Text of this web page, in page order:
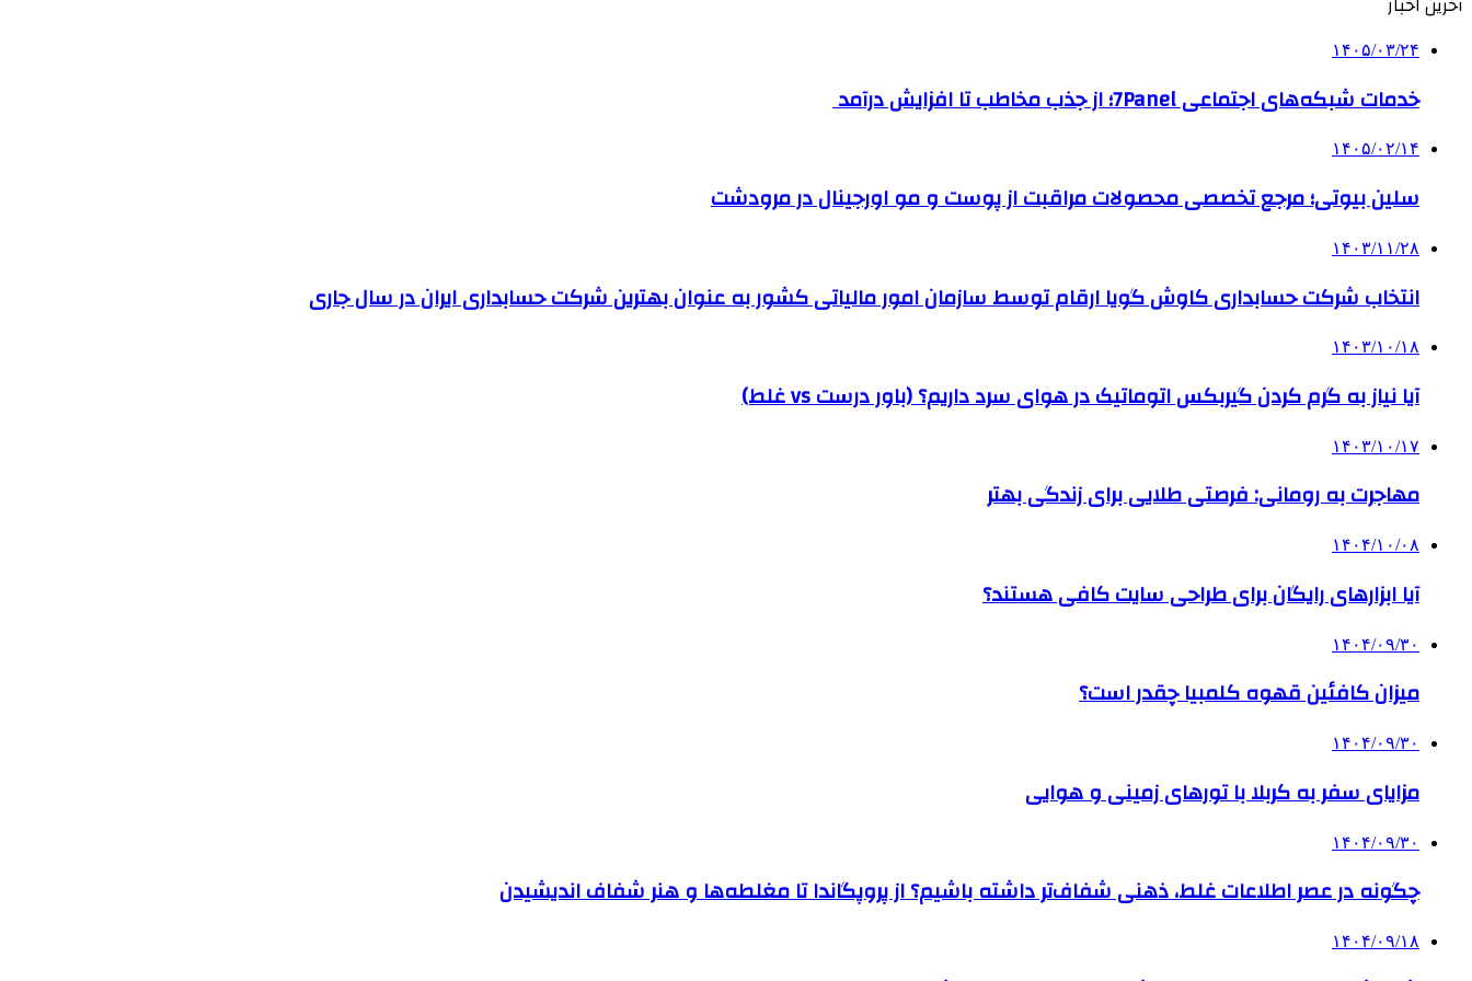
۱۴۰۵/۰۳/۲۴
خدمات شبکه‌های اجتماعی 7Panel؛ از جذب مخاطب تا افزایش درآمد
۱۴۰۵/۰۲/۱۴
سلین بیوتی؛ مرجع تخصصی محصولات مراقبت از پوست و مو اورجینال در مرودشت
۱۴۰۳/۱۱/۲۸
انتخاب شرکت حسابداری کاوش گویا ارقام توسط سازمان امور مالیاتی کشور به عنوان بهترین شرکت حسابداری ایران در سال جاری
۱۴۰۳/۱۰/۱۸
آیا نیاز به گرم کردن گیربکس اتوماتیک در هوای سرد داریم؟ (باور درست vs غلط)
۱۴۰۳/۱۰/۱۷
مهاجرت به رومانی: فرصتی طلایی برای زندگی بهتر
۱۴۰۴/۱۰/۰۸
آیا ابزارهای رایگان برای طراحی سایت کافی هستند؟
۱۴۰۴/۰۹/۳۰
میزان کافئین قهوه کلمبیا چقدر است؟
۱۴۰۴/۰۹/۳۰
مزایای سفر به کربلا با تورهای زمینی و هوایی
۱۴۰۴/۰۹/۳۰
چگونه در عصر اطلاعات غلط، ذهنی شفاف‌تر داشته باشیم؟ از پروپگاندا تا مغلطه‌ها و هنر شفاف اندیشیدن
۱۴۰۴/۰۹/۱۸